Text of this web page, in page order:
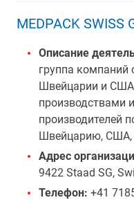
MEDPACK SWISS
Описание
группа компаний
Швейцарии и
производствами
производителей
Швейцарию, США,
Адрес
9422 Staad SG,
Телефон: +41